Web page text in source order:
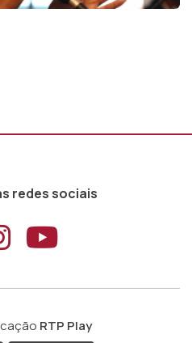
redes sociais
ao
Aceder ao
Aceder
RTP Play